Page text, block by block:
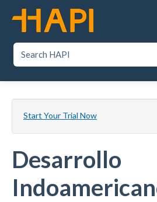
to
content
SEARCH HAPI
Start Your Trial Now
Desarrollo